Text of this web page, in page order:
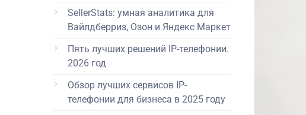
SellerStats: умная аналитика для
Вайлдберриз, Озон и Яндекс Маркет
Пять лучших решений IP-телефонии.
2026 год
Обзор лучших сервисов IP-
телефонии для бизнеса в 2025 году